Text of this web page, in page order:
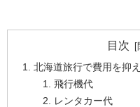
目次
北海道旅行で費用を抑
飛行機代
レンタカー代